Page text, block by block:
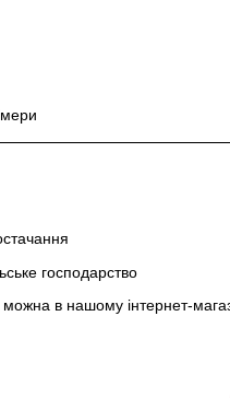
господарство
можна в нашому інтернет-